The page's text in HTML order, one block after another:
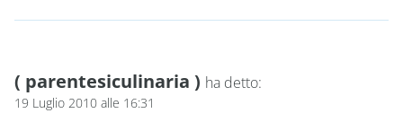
( parentesiculinaria ) ha detto:
19 Luglio 2010 alle 16:31